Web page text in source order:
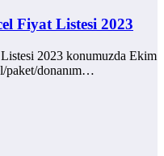
Fiyat Listesi 2023
2023 konumuzda Ekim
paket/donanım…